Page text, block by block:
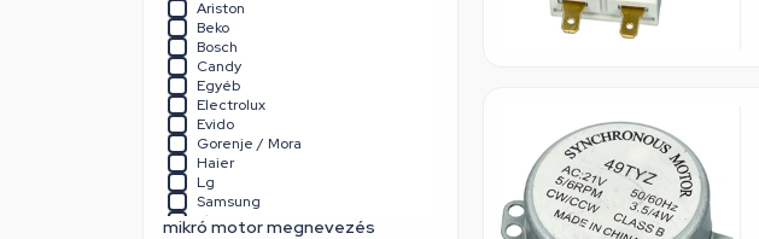
Ariston
Beko
Bosch
Candy
Egyéb
Electrolux
Evido
Gorenje / Mora
Haier
Lg
Samsung
Sharp
mikró motor megnevezés